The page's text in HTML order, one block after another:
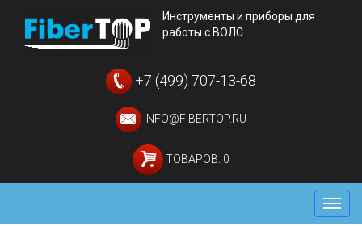
Инструменты и приборы для
работы с ВОЛС
+7 (499) 707-13-68
INFO@FIBERTOP.RU
ТОВАРОВ: 0
Меню